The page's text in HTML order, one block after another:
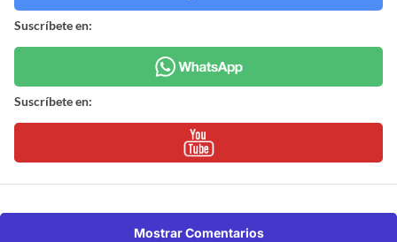
Suscríbete en:
Suscríbete en:
Mostrar Comentarios